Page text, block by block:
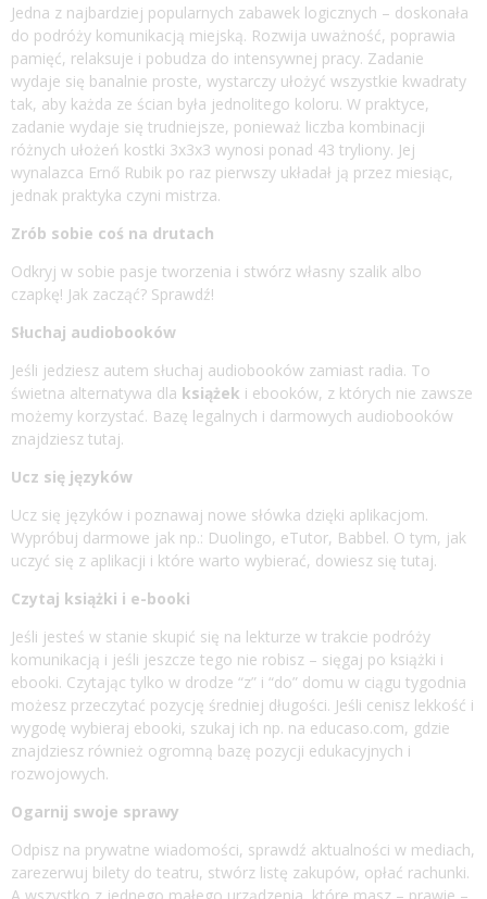
Jedna z najbardziej popularnych zabawek logicznych – doskonała
do podróży komunikacją miejską. Rozwija uważność, poprawia
pamięć, relaksuje i pobudza do intensywnej pracy. Zadanie
wydaje się banalnie proste, wystarczy ułożyć wszystkie kwadraty
tak, aby każda ze ścian była jednolitego koloru. W praktyce,
zadanie wydaje się trudniejsze, ponieważ liczba kombinacji
różnych ułożeń kostki 3x3x3 wynosi ponad 43 tryliony. Jej
wynalazca Ernő Rubik po raz pierwszy układał ją przez miesiąc,
jednak praktyka czyni mistrza.
Zrób sobie coś na drutach
Odkryj w sobie pasje tworzenia i stwórz własny szalik albo
czapkę! Jak zacząć? Sprawdź!
Słuchaj audiobooków
Jeśli jedziesz autem słuchaj audiobooków zamiast radia. To
świetna alternatywa dla książek i ebooków, z których nie zawsze
możemy korzystać. Bazę legalnych i darmowych audiobooków
znajdziesz tutaj.
Ucz się języków
Ucz się języków i poznawaj nowe słówka dzięki aplikacjom.
Wypróbuj darmowe jak np.: Duolingo, eTutor, Babbel. O tym, jak
uczyć się z aplikacji i które warto wybierać, dowiesz się tutaj.
Czytaj książki i e-booki
Jeśli jesteś w stanie skupić się na lekturze w trakcie podróży
komunikacją i jeśli jeszcze tego nie robisz – sięgaj po książki i
ebooki. Czytając tylko w drodze “z” i “do” domu w ciągu tygodnia
możesz przeczytać pozycję średniej długości. Jeśli cenisz lekkość i
wygodę wybieraj ebooki, szukaj ich np. na educaso.com, gdzie
znajdziesz również ogromną bazę pozycji edukacyjnych i
rozwojowych.
Ogarnij swoje sprawy
Odpisz na prywatne wiadomości, sprawdź aktualności w mediach,
zarezerwuj bilety do teatru, stwórz listę zakupów, opłać rachunki.
A wszystko z jednego małego urządzenia, które masz – prawie –